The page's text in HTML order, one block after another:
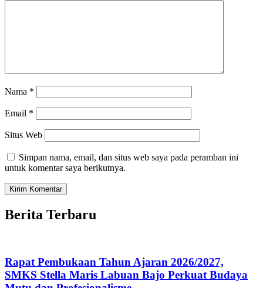
Nama *
Email *
Situs Web
Simpan nama, email, dan situs web saya pada peramban ini
untuk komentar saya berikutnya.
Berita Terbaru
Rapat Pembukaan Tahun Ajaran 2026/2027,
SMKS Stella Maris Labuan Bajo Perkuat Budaya